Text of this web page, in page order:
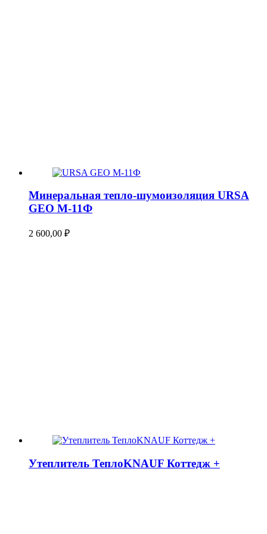
Минеральная тепло-шумоизоляция URSA
GEO М-11Ф
2 600,00 ₽
Утеплитель ТеплоKNAUF Коттедж +